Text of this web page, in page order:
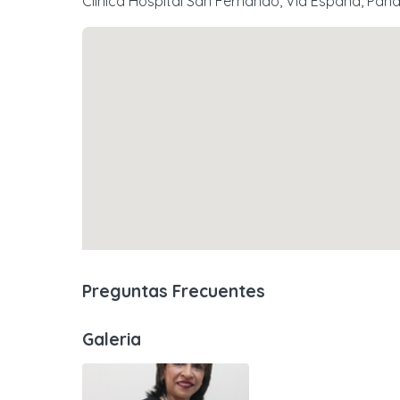
Preguntas Frecuentes
Galeria